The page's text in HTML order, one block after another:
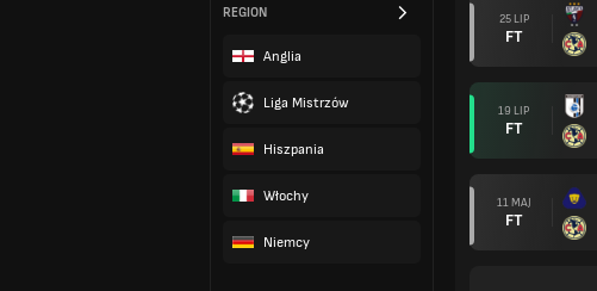
REGION
Anglia
Liga Mistrzów
Hiszpania
Włochy
Niemcy
25 LIP
FT
19 LIP
FT
11 MAJ
FT